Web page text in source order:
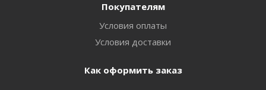
Покупателям
Условия оплаты
Условия доставки
Как оформить заказ